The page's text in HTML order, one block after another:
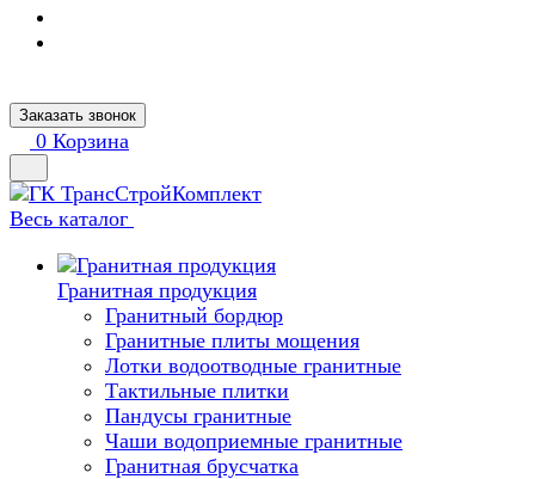
Заказать звонок
0 Корзина
Весь каталог
Гранитная продукция
Гранитный бордюр
Гранитные плиты мощения
Лотки водоотводные гранитные
Тактильные плитки
Пандусы гранитные
Чаши водоприемные гранитные
Гранитная брусчатка